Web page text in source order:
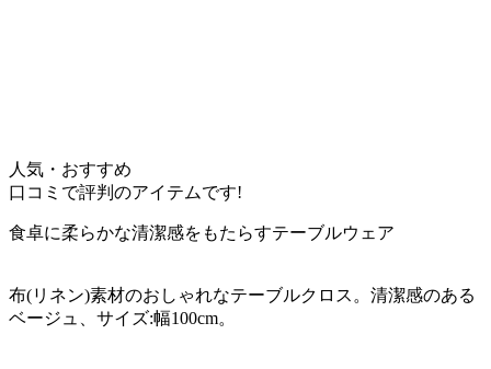
人気・おすすめ
口コミで評判のアイテムです!
食卓に柔らかな清潔感をもたらすテーブルウェア
布(リネン)素材のおしゃれなテーブルクロス。清潔感のある
ベージュ、サイズ:幅100cm。